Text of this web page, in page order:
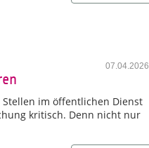
07.04.2026
im öffentlichen Dienst
kritisch. Denn nicht nur